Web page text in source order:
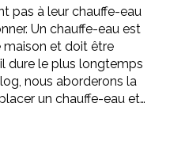
pas à leur chauffe-eau
Un chauffe-eau est
maison et doit être
dure le plus longtemps
nous aborderons la
un chauffe-eau et…